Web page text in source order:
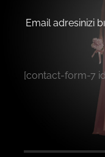
Email adresinizi
[contact-form-7